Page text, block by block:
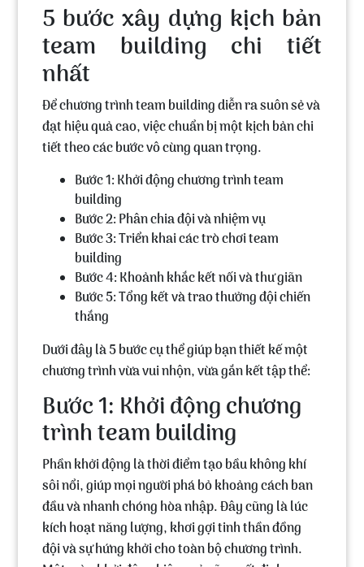
5 bước xây dựng kịch bản
team building chi tiết
nhất
Để chương trình team building diễn ra suôn sẻ và
đạt hiệu quả cao, việc chuẩn bị một kịch bản chi
tiết theo các bước vô cùng quan trọng.
Bước 1:Khởi động chương trình team
building
Bước 2:Phân chia đội và nhiệm vụ
Bước 3:Triển khai các trò chơi team
building
Bước 4:Khoảnh khắc kết nối và thư giãn
Bước 5:Tổng kết và trao thưởng đội chiến
thắng
Dưới đây là 5 bước cụ thể giúp bạn thiết kế một
chương trình vừa vui nhộn, vừa gắn kết tập thể:
Bước 1: Khởi động chương
trình team building
Phần khởi động là thời điểm tạo bầu không khí
sôi nổi, giúp mọi người phá bỏ khoảng cách ban
đầu và nhanh chóng hòa nhập. Đây cũng là lúc
kích hoạt năng lượng, khơi gợi tinh thần đồng
đội và sự hứng khởi cho toàn bộ chương trình.